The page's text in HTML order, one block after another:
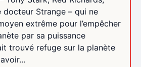
docteur Strange – qui ne
extrême pour l’empêcher
par sa puissance
trouvé refuge sur la planète